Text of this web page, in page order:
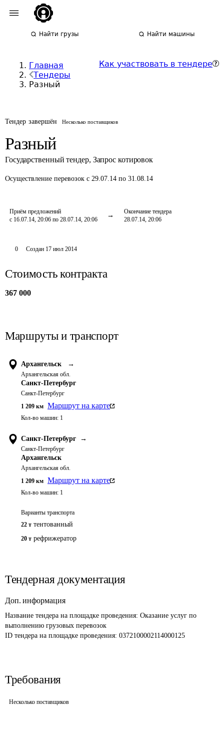
Найти грузы Найти машины
Главная
Тендеры
Разный
Как участвовать в тендере
Тендер завершён Несколько поставщиков
Разный
Государственный тендер, Запрос котировок
Осуществление перевозок с 29.07.14 по 31.08.14
Приём предложений
с 16.07.14, 20:06 по 28.07.14, 20:06
Окончание тендера
28.07.14, 20:06
0 Создан 17 июл 2014
Стоимость контракта
367 000
Маршруты и транспорт
Архангельск →
Архангельская обл.
Санкт-Петербург
Санкт-Петербург
1 209 км Маршрут на карте
Кол-во машин: 1
Санкт-Петербург →
Санкт-Петербург
Архангельск
Архангельская обл.
1 209 км Маршрут на карте
Кол-во машин: 1
Варианты транспорта
22 т тентованный
20 т рефрижератор
Тендерная документация
Доп. информация
Название тендера на площадке проведения: Оказание услуг по
выполнению грузовых перевозок
ID тендера на площадке проведения: 0372100002114000125
Требования
Несколько поставщиков